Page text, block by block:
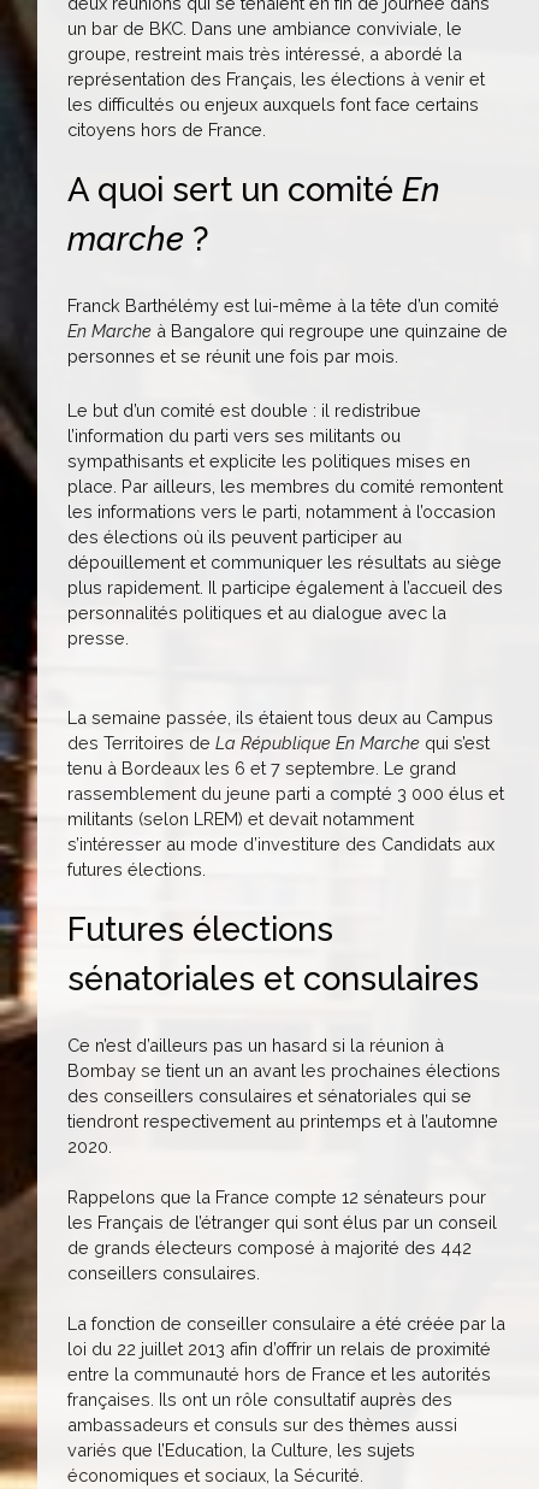
un bar de BKC. Dans une ambiance conviviale, le
groupe, restreint mais très intéressé, a abordé la
représentation des Français, les élections à venir et
les difficultés ou enjeux auxquels font face certains
citoyens hors de France.
A quoi sert un comité En
marche ?
Franck Barthélémy est lui-même à la tête d’un comité
En Marche à Bangalore qui regroupe une quinzaine de
personnes et se réunit une fois par mois.
Le but d’un comité est double : il redistribue
l’information du parti vers ses militants ou
sympathisants et explicite les politiques mises en
place. Par ailleurs, les membres du comité remontent
les informations vers le parti, notamment à l’occasion
des élections où ils peuvent participer au
dépouillement et communiquer les résultats au siège
plus rapidement. Il participe également à l’accueil des
personnalités politiques et au dialogue avec la
presse.
La semaine passée, ils étaient tous deux au Campus
des Territoires de La République En Marche qui s’est
tenu à Bordeaux les 6 et 7 septembre. Le grand
rassemblement du jeune parti a compté 3 000 élus et
militants (selon LREM) et devait notamment
s’intéresser au mode d’investiture des Candidats aux
futures élections.
Futures élections
sénatoriales et consulaires
Ce n’est d’ailleurs pas un hasard si la réunion à
Bombay se tient un an avant les prochaines élections
des conseillers consulaires et sénatoriales qui se
tiendront respectivement au printemps et à l’automne
2020.
Rappelons que la France compte 12 sénateurs pour
les Français de l’étranger qui sont élus par un conseil
de grands électeurs composé à majorité des 442
conseillers consulaires.
La fonction de conseiller consulaire a été créée par la
loi du 22 juillet 2013 afin d’offrir un relais de proximité
entre la communauté hors de France et les autorités
françaises. Ils ont un rôle consultatif auprès des
ambassadeurs et consuls sur des thèmes aussi
variés que l’Education, la Culture, les sujets
économiques et sociaux, la Sécurité.